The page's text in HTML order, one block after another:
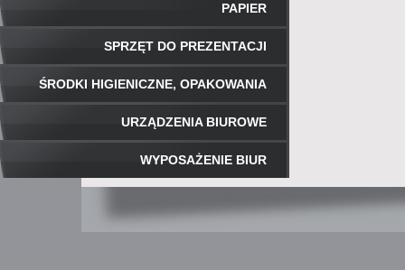
PAPIER
SPRZĘT DO PREZENTACJI
ŚRODKI HIGIENICZNE, OPAKOWANIA
URZĄDZENIA BIUROWE
WYPOSAŻENIE BIUR